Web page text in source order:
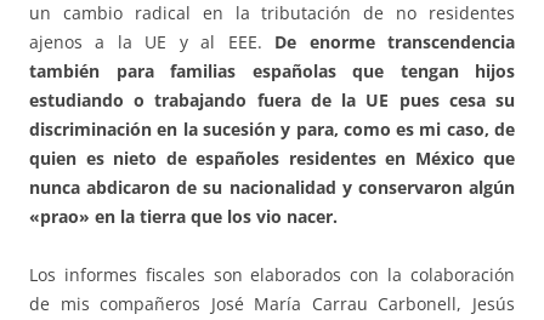
un cambio radical en la tributación de no residentes
ajenos a la UE y al EEE. De enorme transcendencia
también para familias españolas que tengan hijos
estudiando o trabajando fuera de la UE pues cesa su
discriminación en la sucesión y para, como es mi caso, de
quien es nieto de españoles residentes en México que
nunca abdicaron de su nacionalidad y conservaron algún
«prao» en la tierra que los vio nacer.
Los informes fiscales son elaborados con la colaboración
de mis compañeros José María Carrau Carbonell, Jesús